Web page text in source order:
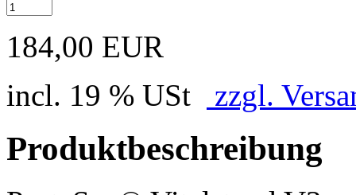
184,00 EUR
incl. 19 % USt
zzgl.
Produktbeschreibung